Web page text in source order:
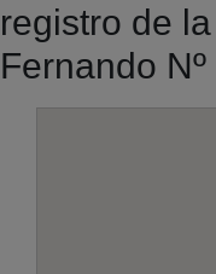
registro de
Fernando Nº